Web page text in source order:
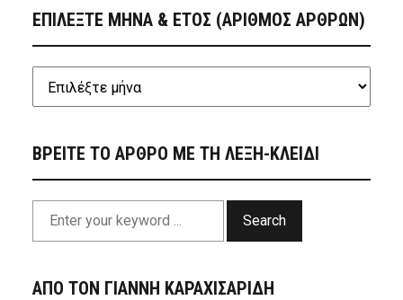
ΕΠΙΛΕΞΤΕ ΜΗΝΑ & ΕΤΟΣ (ΑΡΙΘΜΟΣ ΑΡΘΡΩΝ)
ΒΡΕΙΤΕ ΤΟ ΑΡΘΡΟ ΜΕ ΤΗ ΛΕΞΗ-ΚΛΕΙΔΙ
Search
ΑΠΟ ΤΟΝ ΓΙΑΝΝΗ ΚΑΡΑΧΙΣΑΡΙΔΗ